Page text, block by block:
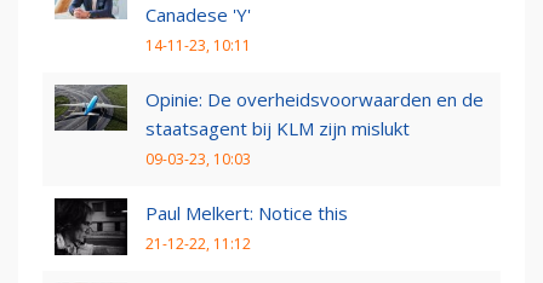
Canadese 'Y'
14-11-23, 10:11
Opinie: De overheidsvoorwaarden en de
staatsagent bij KLM zijn mislukt
09-03-23, 10:03
Paul Melkert: Notice this
21-12-22, 11:12